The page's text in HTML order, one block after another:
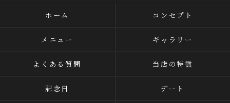
ホーム コンセプト
メニュー ギャラリー
よくある質問 当店の特徴
記念日 デート